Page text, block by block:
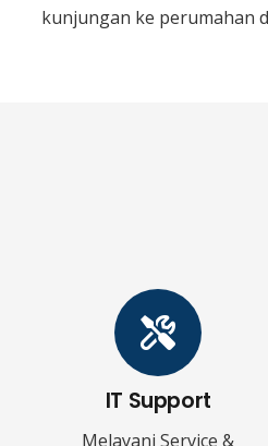
kunjungan ke perumahan
IT Support
Melayani Service &